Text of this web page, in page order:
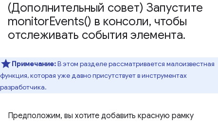
(Дополнительный совет) Запустите
monitorEvents() в консоли, чтобы
отслеживать события элемента.
Примечание:В этом разделе рассматривается малоизвестная
функция, которая уже давно присутствует в инструментах
разработчика.
Предположим, вы хотите добавить красную рамку